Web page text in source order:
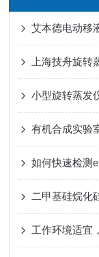
艾本德电动移
上海技舟旋转
小型旋转蒸发
有机合成实验
如何快速检测
二甲基硅烷化
工作环境适宜